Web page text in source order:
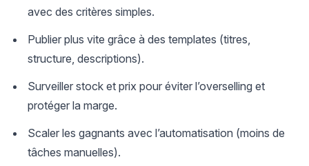
avec des critères simples.
Publier plus vite grâce à des templates (titres,
structure, descriptions).
Surveiller stock et prix pour éviter l’overselling et
protéger la marge.
Scaler les gagnants avec l’automatisation (moins de
tâches manuelles).